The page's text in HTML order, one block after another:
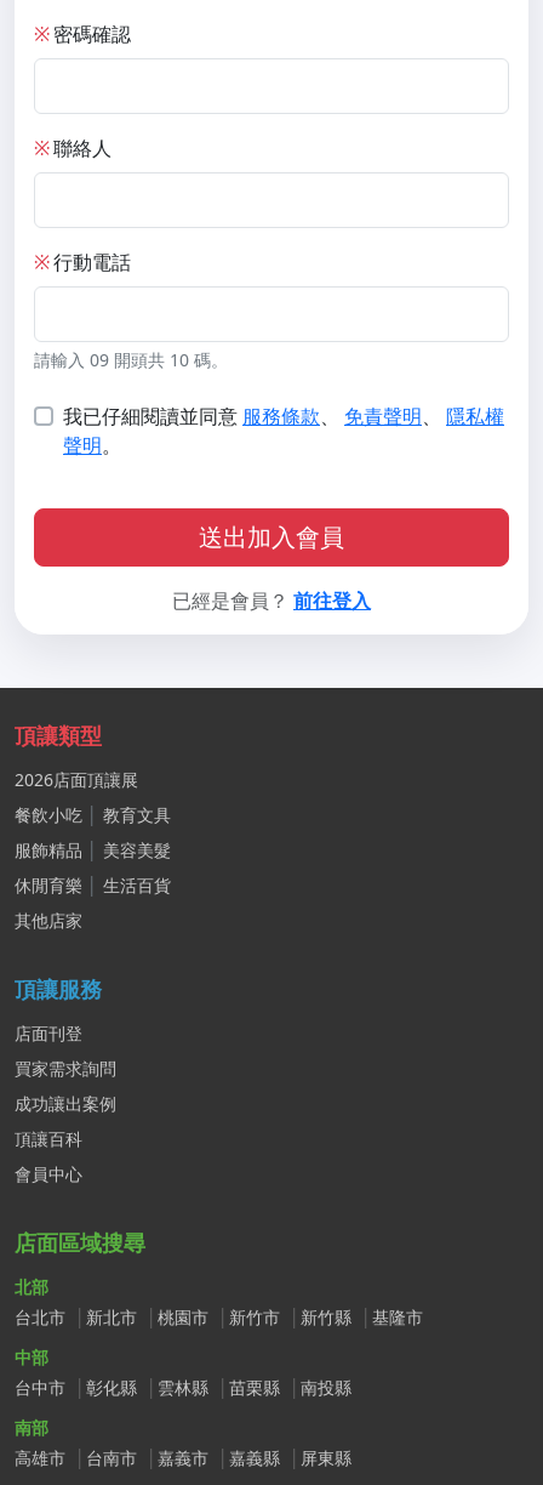
※密碼確認
※聯絡人
※行動電話
請輸入 09 開頭共 10 碼。
我已仔細閱讀並同意 服務條款、 免責聲明、 隱私權
聲明。
送出加入會員
已經是會員？ 前往登入
頂讓類型
2026店面頂讓展
餐飲小吃
教育文具
服飾精品
美容美髮
休閒育樂
生活百貨
其他店家
頂讓服務
店面刊登
買家需求詢問
成功讓出案例
頂讓百科
會員中心
店面區域搜尋
北部
台北市
新北市 桃園市 新竹市 新竹縣
基隆市
中部
台中市
彰化縣 雲林縣 苗栗縣
南投縣
南部
高雄市
台南市 嘉義市 嘉義縣 屏東縣